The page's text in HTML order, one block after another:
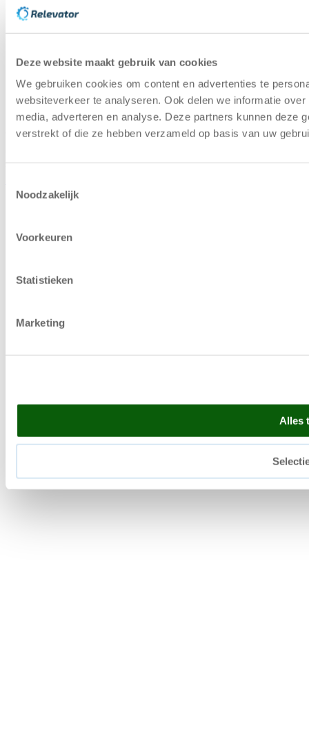
Deze website maakt gebruik van cookies
We gebruiken cookies om content en advertenties te
websiteverkeer te analyseren. Ook delen we informatie
media, adverteren en analyse. Deze partners kunnen deze
verstrekt of die ze hebben verzameld op basis van uw
Noodzakelijk
Voorkeuren
Statistieken
Marketing
Alles
Ohjekeskus
varastoautomaatiojärjestelmien oppaat
mukaisia varastoautomaatioratkaisuja
varastoautomaatiojärjestelmien alalta
Capacity CalculatorLaskekaa, kuinka paljon tilaa
voitte säästää hissin varastoautomaatin avulla
oikeudet pidätetään |Tietosuojakäytäntö|Yleiset ehdot|